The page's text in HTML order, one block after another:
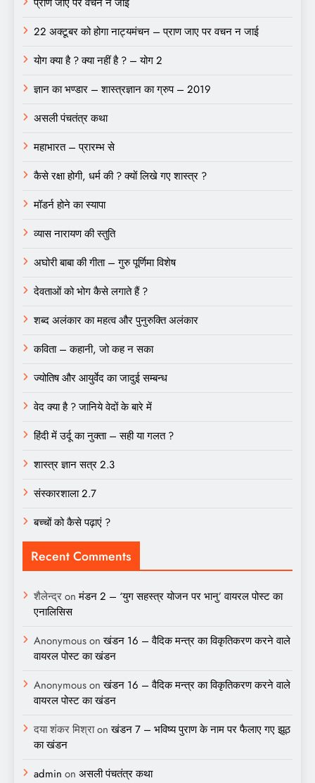
22 अक्टूबर को होगा नाट्यमंचन – प्राण जाए पर वचन न जाई
योग क्या है ? क्या नहीं है ? – योग 2
ज्ञान का भण्डार – शास्त्रज्ञान का ग्रुप – 2019
असली पंचतंत्र कथा
महाभारत – प्रारम्भ से
कैसे रक्षा होगी, धर्म की ? क्यों लिखे गए शास्त्र ?
मॉडर्न होने का स्यापा
व्यास नारायण की स्तुति
अघोरी बाबा की गीता – गुरु पूर्णिमा विशेष
देवताओं को भोग कैसे लगाते हैं ?
शब्द अलंकार का महत्व और पुनुरुक्ति अलंकार
कविता – कहानी, जो कह न सका
ज्योतिष और आयुर्वेद का जादुई सम्बन्ध
वेद क्या है ? जानिये वेदों के बारे में
हिंदी में उर्दू का नुक्ता – सही या गलत ?
शास्त्र ज्ञान सत्र 2.3
संस्कारशाला 2.7
बच्चों को कैसे पढ़ाएं ?
Recent Comments
शैलेन्द्रonमंडन 2 – ‘युग सहस्त्र योजन पर भानु’ वायरल पोस्ट का
एनालिसिस
Anonymousonखंडन 16 – वैदिक मन्त्र का विकृतिकरण करने वाले
वायरल पोस्ट का खंडन
Anonymousonखंडन 16 – वैदिक मन्त्र का विकृतिकरण करने वाले
वायरल पोस्ट का खंडन
दया शंकर मिश्राonखंडन 7 – भविष्य पुराण के नाम पर फैलाए गए झूठ
का खंडन
admin on असली पंचतंत्र कथा